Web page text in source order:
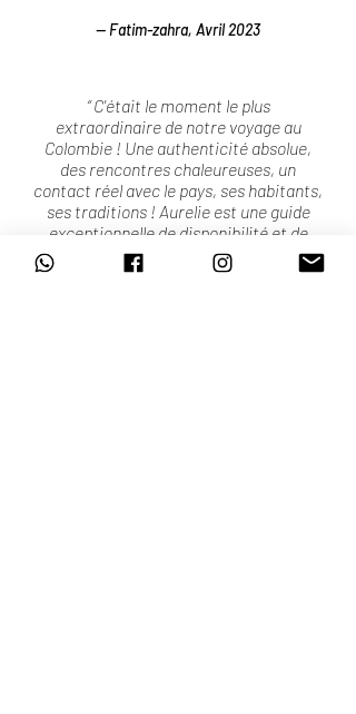
— Fatim-zahra, Avril 2023
“ C'était le moment le plus
extraordinaire de notre voyage au
Colombie ! Une authenticité absolue,
des rencontres chaleureuses, un
contact réel avec le pays, ses habitants,
ses traditions ! Aurelie est une guide
exceptionnelle de disponibilité et de
compétence ! Amicale et aux petits
soins ! Quant à Carlos et sa famille, je